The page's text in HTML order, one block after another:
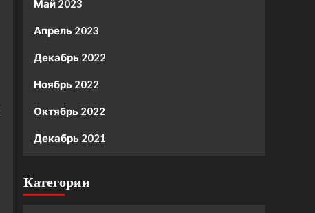
Май 2023
Апрель 2023
Декабрь 2022
Ноябрь 2022
Октябрь 2022
Декабрь 2021
Категории